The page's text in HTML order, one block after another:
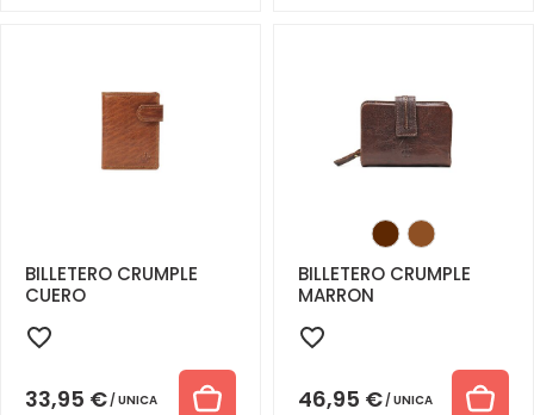
BILLETERO CRUMPLE
CUERO
33,95 € UNICA
BILLETERO CRUMPLE
MARRON
46,95 € UNICA